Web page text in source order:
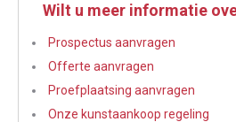
Wilt u meer informatie
Prospectus aanvragen
Offerte aanvragen
Proefplaatsing aanvragen
Onze kunstaankoop regeling